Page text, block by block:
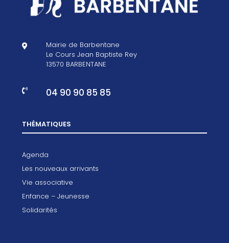

Mairie de Barbentane
Le Cours Jean Baptiste Rey
13570 BARBENTANE
 04 90 90 85 85
THÉMATIQUES
Agenda
Les nouveaux arrivants
Vie associative
Enfance – Jeunesse
Solidarités